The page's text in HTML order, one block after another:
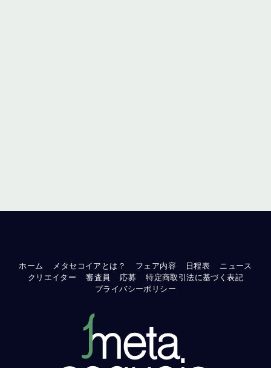
ホーム メタセコイアとは？ フェア内容 日程表
ニュース
クリエイター
審査員 応募
特定商取引法に基づく表記
プライバシーポリシー